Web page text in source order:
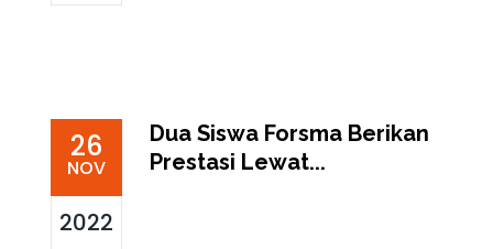
26
NOV
2022
Dua Siswa Forsma Berikan
Prestasi Lewat...